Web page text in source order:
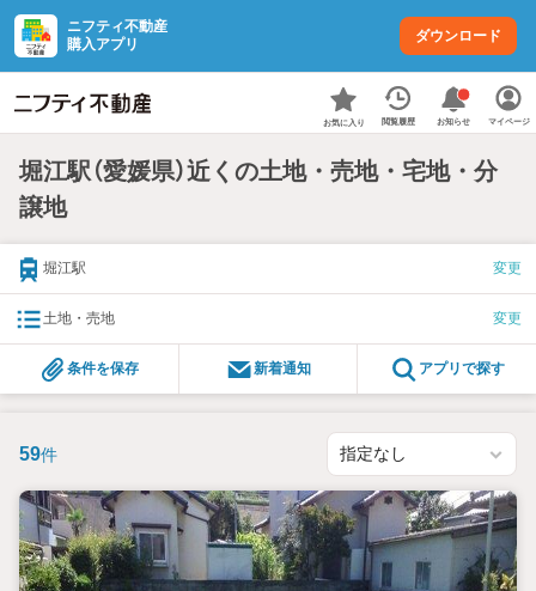
ニフティ不動産
購入アプリ
ダウンロード
お気に入り 閲覧履歴 お知らせ マイページ
堀江駅（愛媛県）近くの土地・売地・宅地・分
譲地
堀江駅 変更
土地・売地 変更
条件を保存 新着通知 アプリで探す
59件